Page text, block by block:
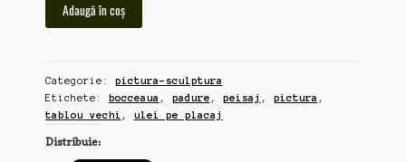
băț",
tablou
vechi,
ulei
Adaugă în coș
Categorie: pictura-sculptura
Etichete: bocceaua , padure , peisaj , pictura ,
tablou vechi , ulei pe placaj
Distribuie: